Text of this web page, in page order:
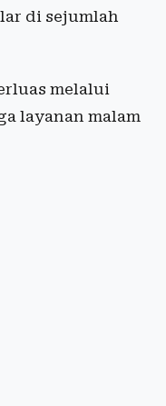
di sejumlah
melalui
layanan malam